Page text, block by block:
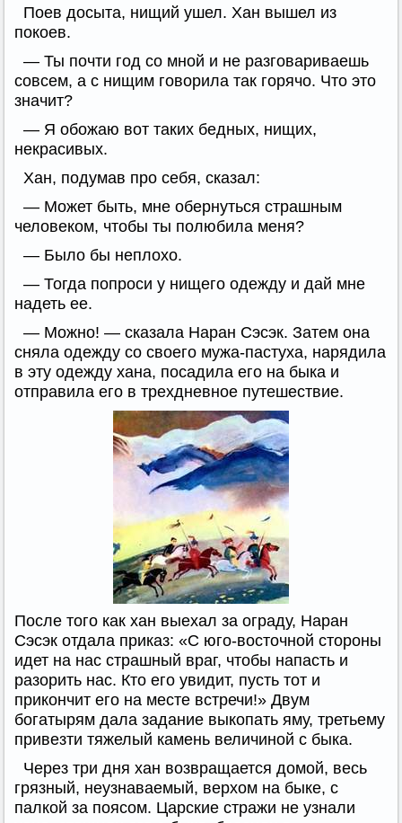
Поев досыта, нищий ушел. Хан вышел из
покоев.
— Ты почти год со мной и не разговариваешь
совсем, а с нищим говорила так горячо. Что это
значит?
— Я обожаю вот таких бедных, нищих,
некрасивых.
Хан, подумав про себя, сказал:
— Может быть, мне обернуться страшным
человеком, чтобы ты полюбила меня?
— Было бы неплохо.
— Тогда попроси у нищего одежду и дай мне
надеть ее.
— Можно! — сказала Наран Сэсэк. Затем она
сняла одежду со своего мужа-пастуха, нарядила
в эту одежду хана, посадила его на быка и
отправила его в трехдневное путешествие.
После того как хан выехал за ограду, Наран
Сэсэк отдала приказ: «С юго-восточной стороны
идет на нас страшный враг, чтобы напасть и
разорить нас. Кто его увидит, пусть тот и
прикончит его на месте встречи!» Двум
богатырям дала задание выкопать яму, третьему
привезти тяжелый камень величиной с быка.
Через три дня хан возвращается домой, весь
грязный, неузнаваемый, верхом на быке, с
палкой за поясом. Царские стражи не узнали